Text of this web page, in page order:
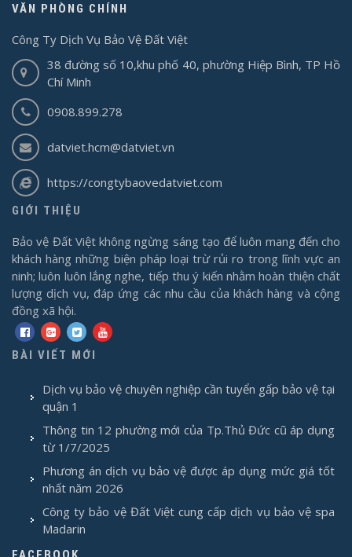
VĂN PHÒNG CHÍNH
Công Ty Dịch Vụ Bảo Vệ Đất Việt
38 đường số 10,khu phố 40, phường Hiệp Bình, TP Hồ
Chí Minh
0908.899.278
datviet.hcm@datviet.vn
https://congtybaovedatviet.com
GIỚI THIỆU
Bảo vệ Đất Việt không ngừng sáng tạo để luôn mang đến cho
khách hàng những biện pháp loại trừ rủi ro trong lĩnh vực an
ninh; luôn luôn lắng nghe, tiếp thu ý kiến nhằm hoàn thiện chất
lượng dịch vụ, đáp ứng các nhu cầu của khách hàng và cộng
đồng xã hội.
BÀI VIẾT MỚI
Dịch vụ bảo vệ chuyên nghiệp cần tuyển gấp bảo vệ tại
quận 1
Thông tin 12 phường mới của Tp.Thủ Đức cũ áp dụng
từ 1/7/2025
Phương án dịch vụ bảo vệ được áp dụng mức giá tốt
nhất năm 2026
Công ty bảo vệ Đất Việt cung cấp dịch vụ bảo vệ spa
Madarin